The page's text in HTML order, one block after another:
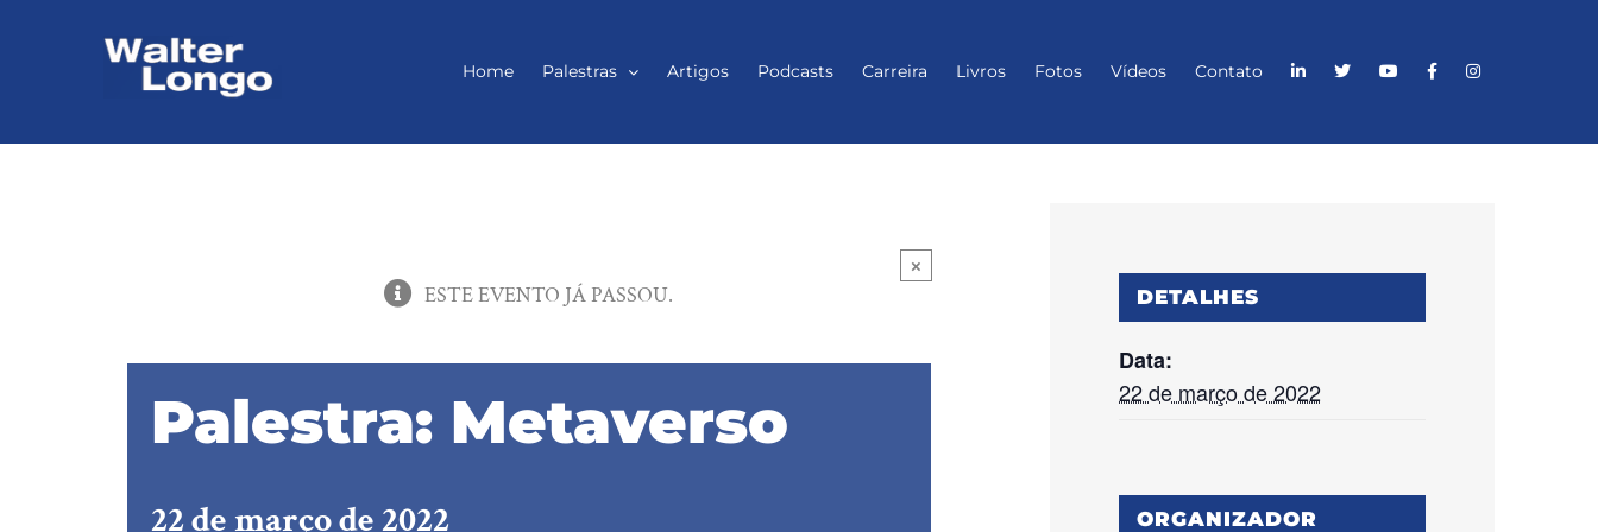
Home Palestras Artigos Podcasts Carreira Livros Fotos Vídeos Contato
×
ESTE EVENTO JÁ PASSOU.
Palestra: Metaverso
22 de março de 2022
DETALHES
Data:
22 de março de 2022
ORGANIZADOR